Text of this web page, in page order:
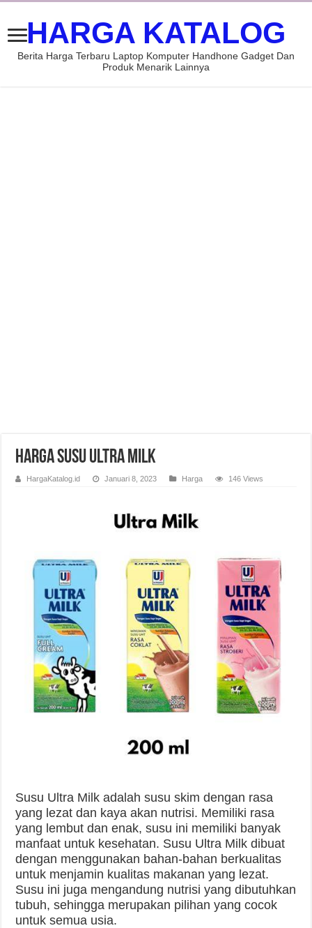
HARGA KATALOG
Berita Harga Terbaru Laptop Komputer Handhone Gadget Dan
Produk Menarik Lainnya
Harga Susu Ultra Milk
HargaKatalog.id Januari 8, 2023 Harga 146 Views
Susu Ultra Milk adalah susu skim dengan rasa
yang lezat dan kaya akan nutrisi. Memiliki rasa
yang lembut dan enak, susu ini memiliki banyak
manfaat untuk kesehatan. Susu Ultra Milk dibuat
dengan menggunakan bahan-bahan berkualitas
untuk menjamin kualitas makanan yang lezat.
Susu ini juga mengandung nutrisi yang dibutuhkan
tubuh, sehingga merupakan pilihan yang cocok
untuk semua usia.